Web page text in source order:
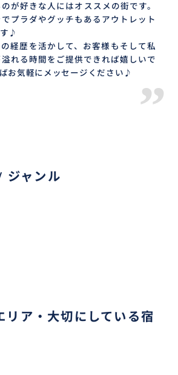
が好きな人にはオススメの街です。
プラダやグッチもあるアウトレット
♪
経歴を活かして、お客様もそして私
れる時間をご提供できれば嬉しいで
お気軽にメッセージください♪
”
ジャンル
リア・大切にしている宿